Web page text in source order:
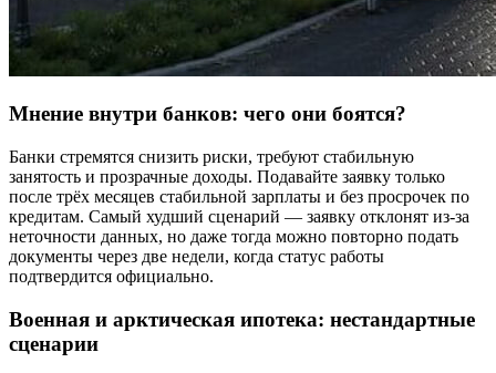
Мнение внутри банков: чего они боятся?
Банки стремятся снизить риски, требуют стабильную
занятость и прозрачные доходы. Подавайте заявку только
после трёх месяцев стабильной зарплаты и без просрочек по
кредитам. Самый худший сценарий — заявку отклонят из-за
неточности данных, но даже тогда можно повторно подать
документы через две недели, когда статус работы
подтвердится официально.
Военная и арктическая ипотека: нестандартные
сценарии